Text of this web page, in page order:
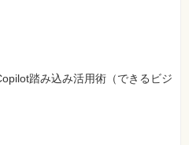
踏み込み活用術（できるビジ